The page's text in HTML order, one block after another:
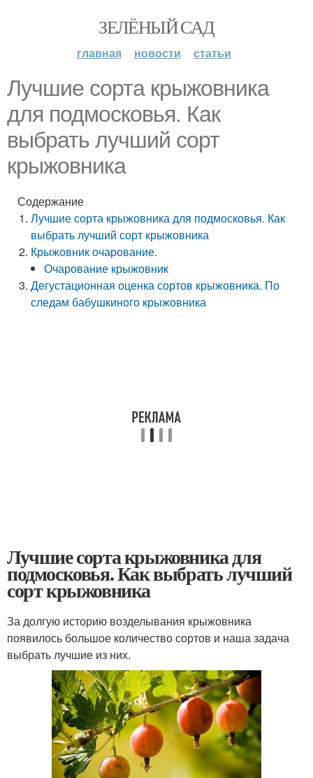
ЗЕЛЁНЫЙ САД
главная новости статьи
Лучшие сорта крыжовника
для подмосковья. Как
выбрать лучший сорт
крыжовника
Содержание
Лучшие сорта крыжовника для подмосковья. Как
выбрать лучший сорт крыжовника
Крыжовник очарование.
Очарование крыжовник
Дегустационная оценка сортов крыжовника. По
следам бабушкиного крыжовника
Лучшие сорта крыжовника для
подмосковья. Как выбрать лучший
сорт крыжовника
За долгую историю возделывания крыжовника
появилось большое количество сортов и наша задача
выбрать лучшие из них.